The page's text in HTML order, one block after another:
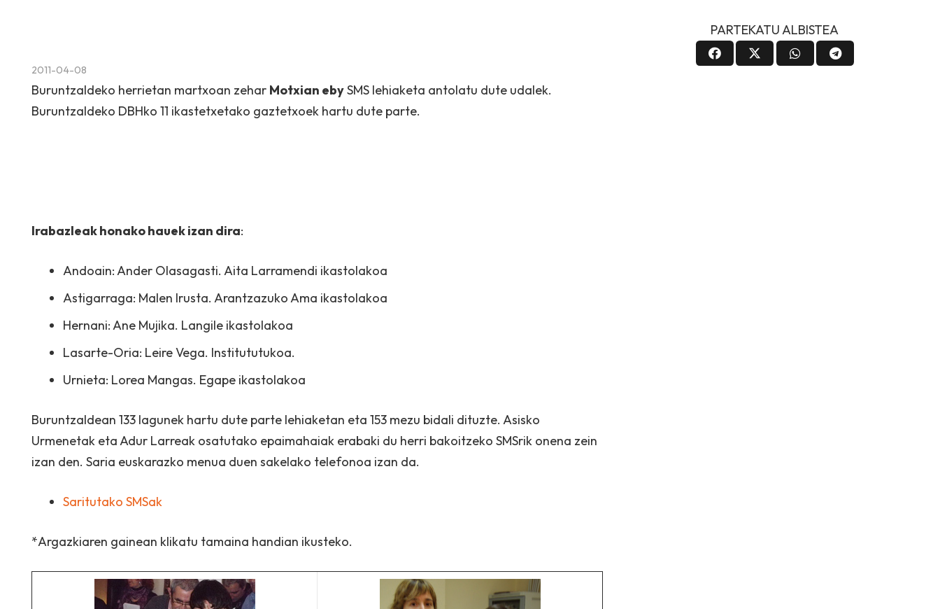
2011-04-08
Buruntzaldeko herrietan martxoan zehar Motxian ebySMS lehiaketa antolatu dute udalek.
Buruntzaldeko DBHko 11 ikastetxetako gaztetxoek hartu dute parte.
Irabazleak honako hauek izan dira:
Andoain: Ander Olasagasti. Aita Larramendi ikastolakoa
Astigarraga: Malen Irusta. Arantzazuko Ama ikastolakoa
Hernani: Ane Mujika. Langile ikastolakoa
Lasarte-Oria: Leire Vega. Institututukoa.
Urnieta: Lorea Mangas. Egape ikastolakoa
Buruntzaldean 133 lagunek hartu dute parte lehiaketan eta 153 mezu bidali dituzte. Asisko
Urmenetak eta Adur Larreak osatutako epaimahaiak erabaki du herri bakoitzeko SMSrik onena zein
izan den. Saria euskarazko menua duen sakelako telefonoa izan da.
Saritutako SMSak
*Argazkiaren gainean klikatu tamaina handian ikusteko.
PARTEKATU ALBISTEA